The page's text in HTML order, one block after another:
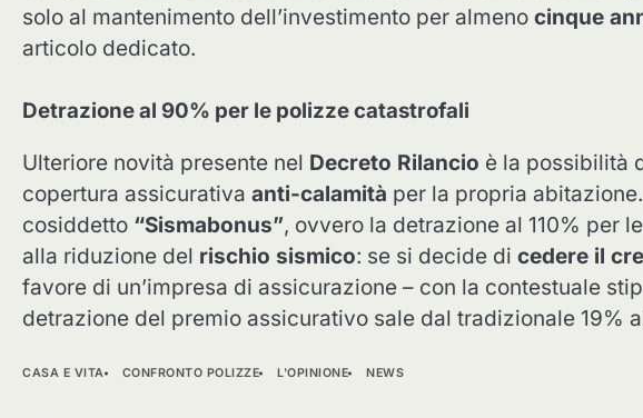
solo al mantenimento dell’investimento per almeno cinque
articolo dedicato.
Detrazione al 90% per le polizze catastrofali
Ulteriore novità presente nel Decreto Rilancio è la possibilità
copertura assicurativa anti-calamità per la propria
cosiddetto “Sismabonus”, ovvero la detrazione al 110% per
alla riduzione del rischio sismico: se si decide di cedere il
favore di un’impresa di assicurazione – con la contestuale
detrazione del premio assicurativo sale dal tradizionale 19%
CASA E VITA CONFRONTO POLIZZE L'OPINIONE NEWS